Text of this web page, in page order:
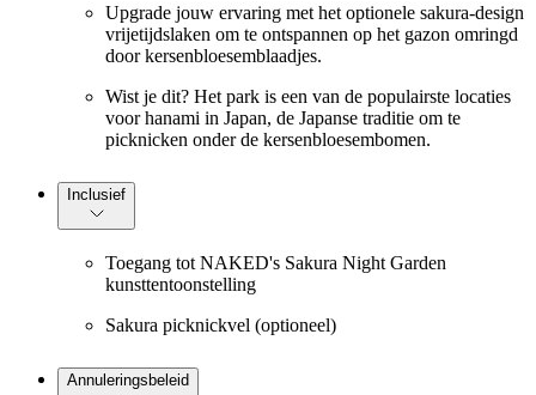
Upgrade jouw ervaring met het optionele sakura-design
vrijetijdslaken om te ontspannen op het gazon omringd
door kersenbloesemblaadjes.
Wist je dit? Het park is een van de populairste locaties
voor hanami in Japan, de Japanse traditie om te
picknicken onder de kersenbloesembomen.
Inclusief
Toegang tot NAKED's Sakura Night Garden
kunsttentoonstelling
Sakura picknickvel (optioneel)
Annuleringsbeleid